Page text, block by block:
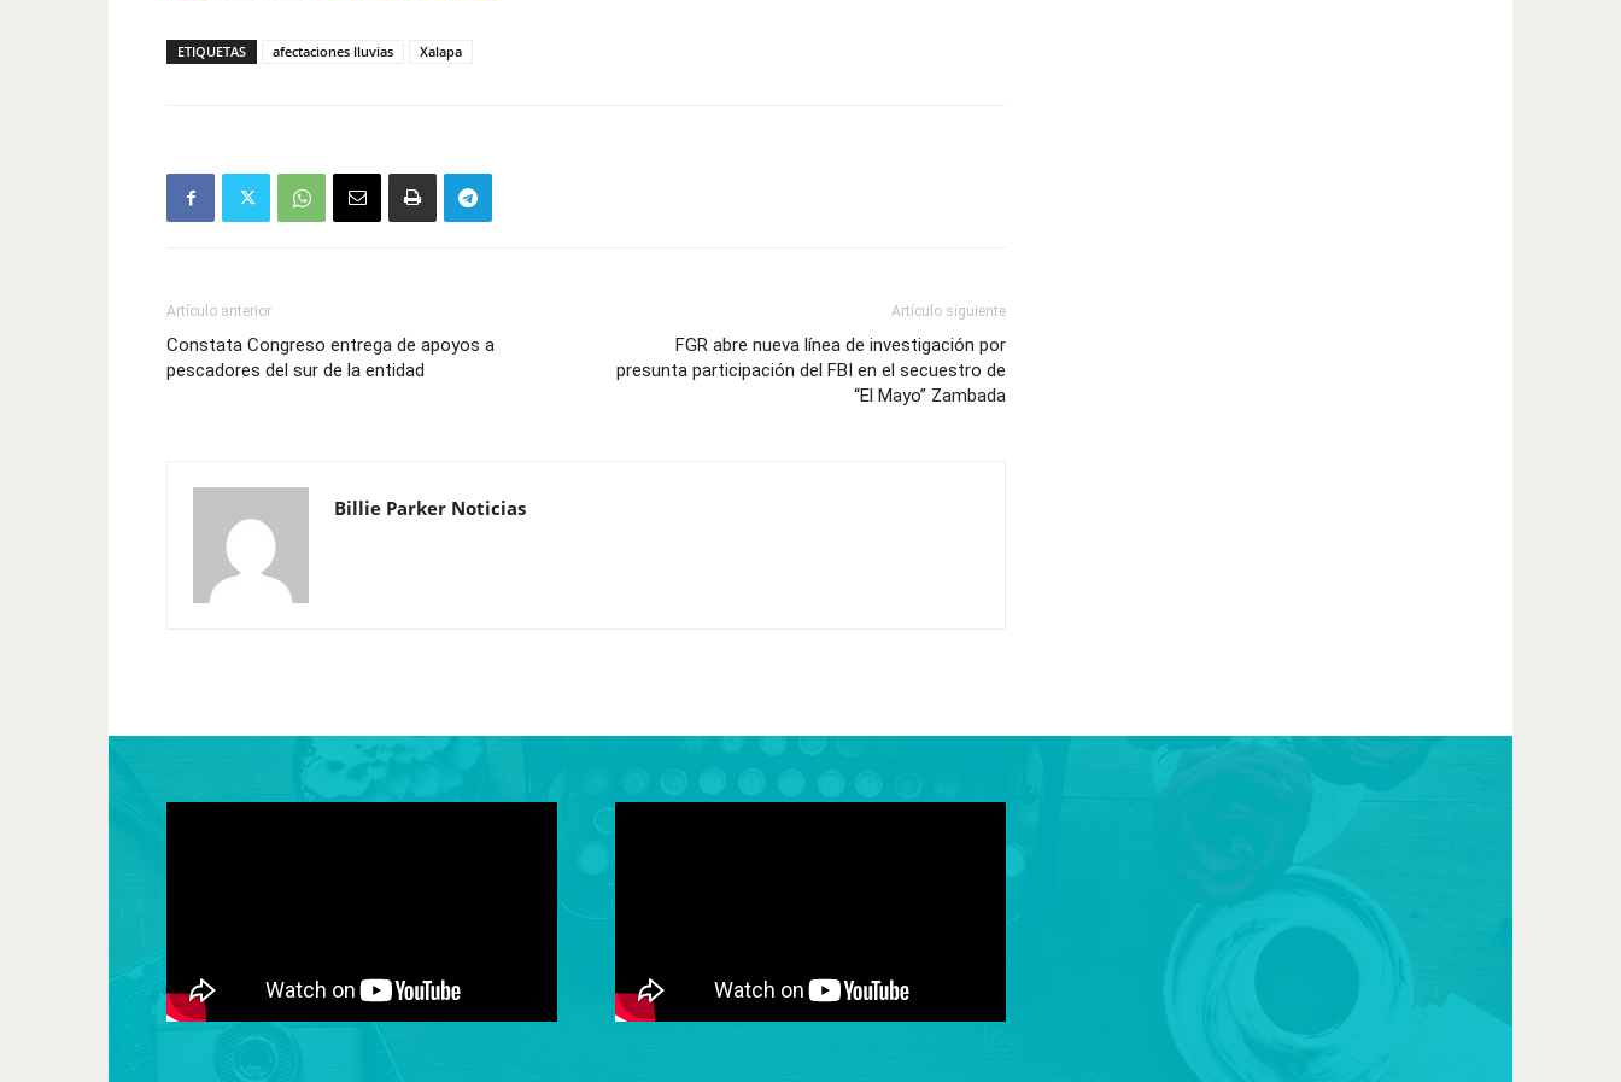
ETIQUETAS afectaciones lluvias Xalapa
Artículo anterior
Constata Congreso entrega de apoyos a
pescadores del sur de la entidad
Artículo siguiente
FGR abre nueva línea de investigación por
presunta participación del FBI en el secuestro de
“El Mayo” Zambada
Billie Parker Noticias